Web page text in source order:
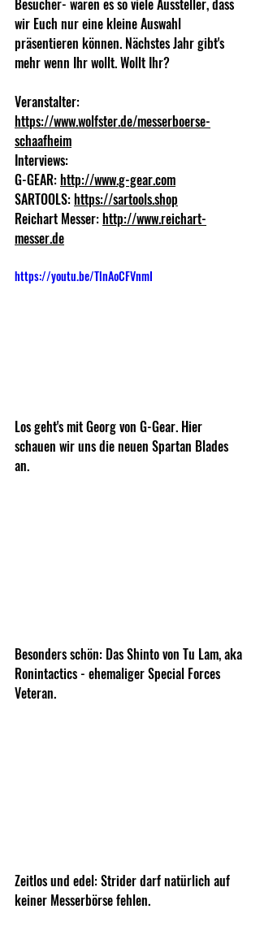
Besucher- waren es so viele Aussteller, dass
wir Euch nur eine kleine Auswahl
präsentieren können. Nächstes Jahr gibt's
mehr wenn Ihr wollt. Wollt Ihr?
Veranstalter:
https://www.wolfster.de/messerboerse-
schaafheim
Interviews:
G-GEAR: http://www.g-gear.com
SARTOOLS: https://sartools.shop
Reichart Messer: http://www.reichart-
messer.de
https://youtu.be/TlnAoCFVnmI
Los geht's mit Georg von G-Gear. Hier
schauen wir uns die neuen Spartan Blades
an.
Besonders schön: Das Shinto von Tu Lam, aka
Ronintactics - ehemaliger Special Forces
Veteran.
Zeitlos und edel: Strider darf natürlich auf
keiner Messerbörse fehlen.